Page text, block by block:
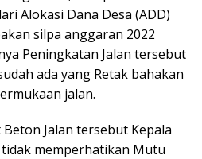
Alokasi Dana Desa (ADD)
silpa anggaran 2022
Peningkatan Jalan tersebut
ada yang Retak bahakan
jalan.
Jalan tersebut Kepala
tidak memperhatikan Mutu